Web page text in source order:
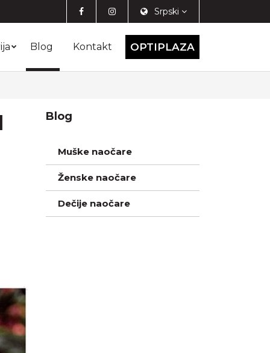
Srpski
Blog Kontakt OPTIPLAZA
Blog
Muške naočare
Ženske naočare
Dečije naočare